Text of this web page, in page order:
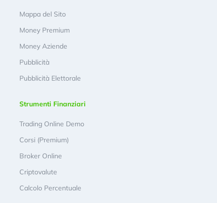
Mappa del Sito
Money Premium
Money Aziende
Pubblicità
Pubblicità Elettorale
Strumenti Finanziari
Trading Online Demo
Corsi (Premium)
Broker Online
Criptovalute
Calcolo Percentuale